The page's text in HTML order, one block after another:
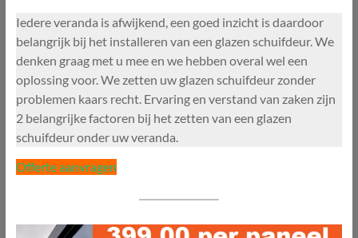
Iedere veranda is afwijkend, een goed inzicht is daardoor
belangrijk bij het installeren van een glazen schuifdeur. We
denken graag met u mee en we hebben overal wel een
oplossing voor. We zetten uw glazen schuifdeur zonder
problemen kaars recht. Ervaring en verstand van zaken zijn
2 belangrijke factoren bij het zetten van een glazen
schuifdeur onder uw veranda.
Offerte aanvragen